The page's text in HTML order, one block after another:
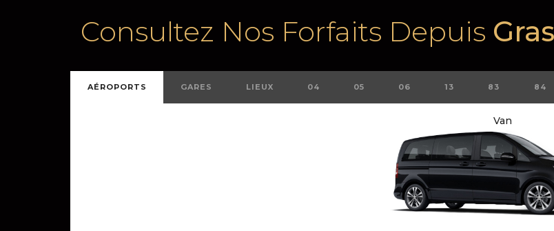
Consultez Nos Forfaits Depuis
AÉROPORTS GARES LIEUX 04 05 06 13 83 84
Van